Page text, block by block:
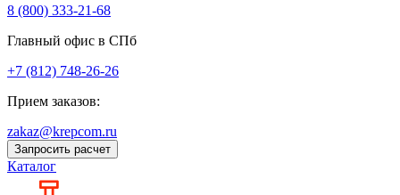
8 (800) 333‑21-68
Главный офис в СПб
+7 (812) 748-26-26
Прием заказов:
zakaz@krepcom.ru
Запросить расчет
Каталог